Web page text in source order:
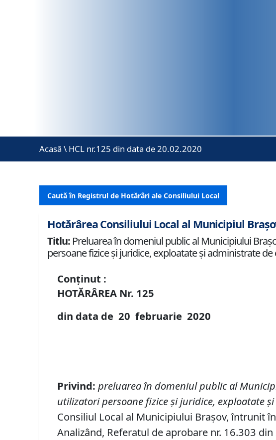
Acasă \ HCL nr.125 din data de 20.02.2020
Caută în Registrul de Hotărâri ale Consiliului Local
Hotărârea Consiliului Local al Municipiul
Titlu: Preluarea în domeniul public al Municipiului
persoane fizice şi juridice, exploatate şi administrate de
Conținut :
HOTĂRÂREA Nr. 125
din data de 20 februarie2020
Privind: preluarea în domeniul public al
utilizatoripersoane fizice şi juridice, exploatate
Consiliul Local al Municipiului Brașov, întrunit
Analizând, Referatul de aprobare nr. 16.303